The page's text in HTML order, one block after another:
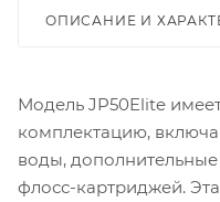
ОПИСАНИЕ И
Модель JP50Elite
комплектацию,
воды,
флосс-картриджей.